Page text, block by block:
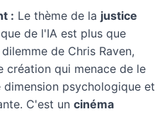
: Le thème de la justice
de l'IA est plus que
de Chris Raven,
création qui menace de le
psychologique et
C'est un cinéma